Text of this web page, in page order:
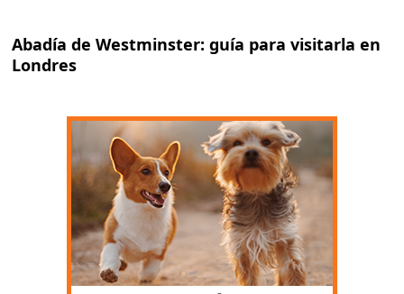
Abadía de Westminster: guía para visitarla en
Londres